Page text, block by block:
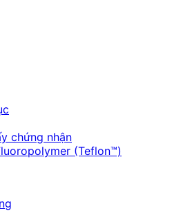
chứng nhận
(Teflon™)